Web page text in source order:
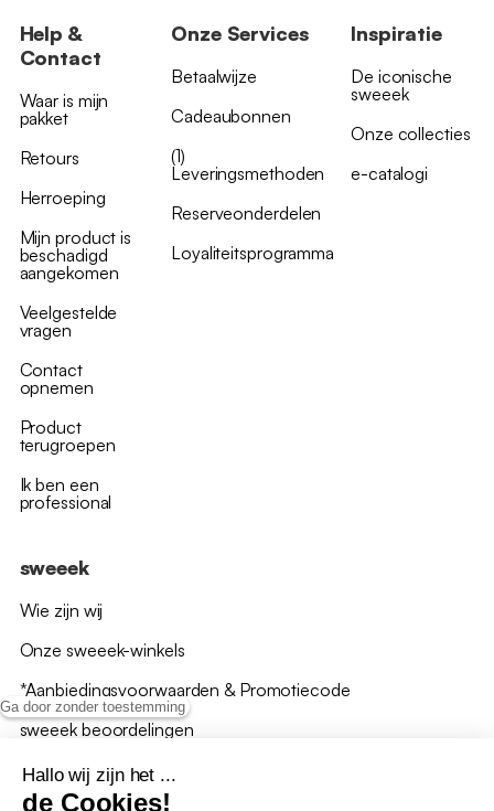
Ga door zonder toestemming
Hallo wij zijn het ...
de Cookies!
Help &
Contact
Waar is mijn
pakket
Retours
Herroeping
Mijn product is
beschadigd
aangekomen
Veelgestelde
vragen
Contact
opnemen
Product
terugroepen
Ik ben een
professional
Onze Services
Betaalwijze
Cadeaubonnen
(1)
Leveringsmethoden
Reserveonderdelen
Loyaliteitsprogramma
Inspiratie
De iconische
sweeek
Onze collecties
e-catalogi
sweeek
Wie zijn wij
Onze sweeek-winkels
*Aanbiedingsvoorwaarden & Promotiecode
sweeek beoordelingen